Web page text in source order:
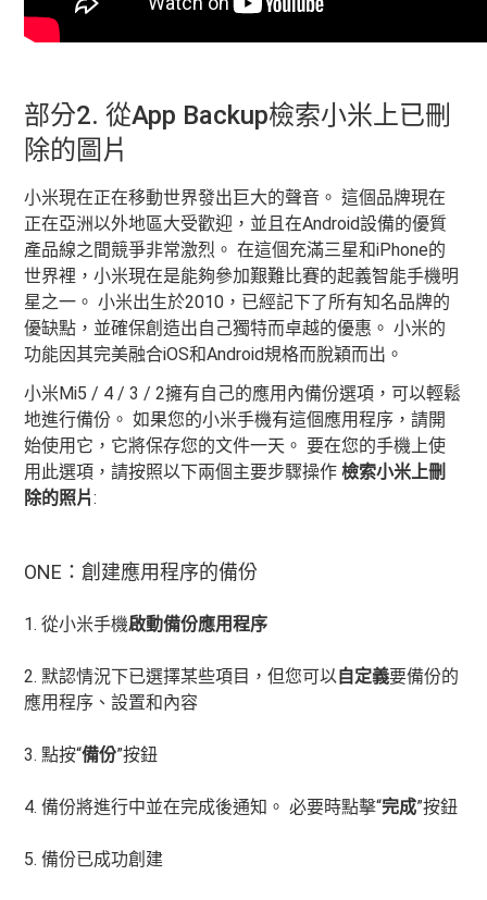
部分2. 從App Backup檢索小米上已刪
除的圖片
小米現在正在移動世界發出巨大的聲音。 這個品牌現在
正在亞洲以外地區大受歡迎，並且在Android設備的優質
產品線之間競爭非常激烈。 在這個充滿三星和iPhone的
世界裡，小米現在是能夠參加艱難比賽的起義智能手機明
星之一。 小米出生於2010，已經記下了所有知名品牌的
優缺點，並確保創造出自己獨特而卓越的優惠。 小米的
功能因其完美融合iOS和Android規格而脫穎而出。
小米Mi5 / 4 / 3 / 2擁有自己的應用內備份選項，可以輕鬆
地進行備份。 如果您的小米手機有這個應用程序，請開
始使用它，它將保存您的文件一天。 要在您的手機上使
用此選項，請按照以下兩個主要步驟操作檢索小米上刪
除的照片:
ONE：創建應用程序的備份
1. 從小米手機啟動備份應用程序
2. 默認情況下已選擇某些項目，但您可以自定義要備份的
應用程序、設置和內容
3. 點按“備份”按鈕
4. 備份將進行中並在完成後通知。 必要時點擊“完成”按鈕
5. 備份已成功創建